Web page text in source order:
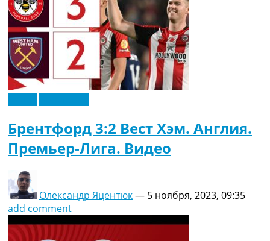
Брентфорд 3:2 Вест Хэм. Англия.
Премьер-Лига. Видео
Олександр Яцентюк— 5 ноября, 2023, 09:35
add comment